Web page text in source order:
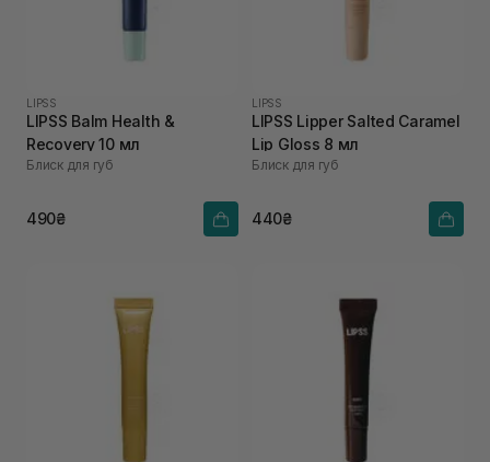
LIPSS
LIPSS Balm Health &
Recovery 10 мл
Блиск для губ
490₴
LIPSS
LIPSS Lipper Salted Caramel
Lip Gloss 8 мл
Блиск для губ
440₴